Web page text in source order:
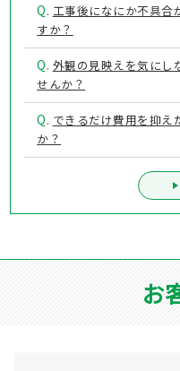
Q. 工事後になにか不具合
すか？
Q. 外観の見映えを気にし
せんか？
Q. できるだけ費用を抑え
か？
お